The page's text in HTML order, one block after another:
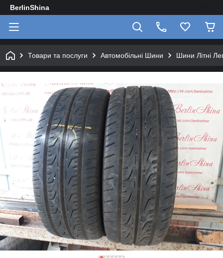
BerlinShina
Товари та послуги Автомобільні Шини Шини Літні